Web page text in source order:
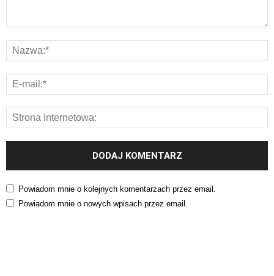
Powiadom mnie o kolejnych komentarzach przez email.
Powiadom mnie o nowych wpisach przez email.